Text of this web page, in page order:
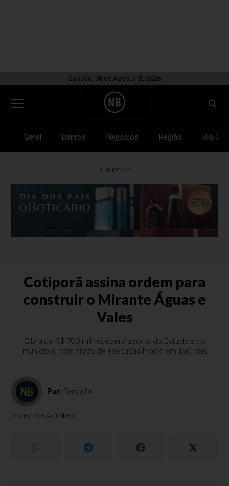
Sábado, 08 de Agosto de 2026
Geral Bairros Negócios Região Rio
PUBLICIDADE
Cotiporã assina ordem para
construir o Mirante Águas e
Vales
Obra de R$ 700 mil receberá aporte do Estado e do
município, com prazo de execução fixado em 150 dias
Por: Redação
22/05/2026 às 08h50